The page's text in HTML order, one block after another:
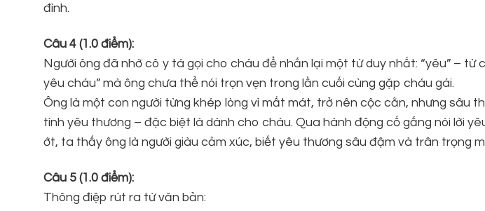
đình.
Câu 4 (1.0 điểm):
Người ông đã nhờ cô y tá gọi cho cháu để nhắn lại một từ duy nhất: “yêu” – từ
yêu cháu” mà ông chưa thể nói trọn vẹn trong lần cuối cùng gặp cháu gái.
Ông là một con người từng khép lòng vì mất mát, trở nên cộc cằn, nhưng sâu
tình yêu thương – đặc biệt là dành cho cháu. Qua hành động cố gắng nói lời
ớt, ta thấy ông là người giàu cảm xúc, biết yêu thương sâu đậm và trân trọng
Câu 5 (1.0 điểm):
Thông điệp rút ra từ văn bản: